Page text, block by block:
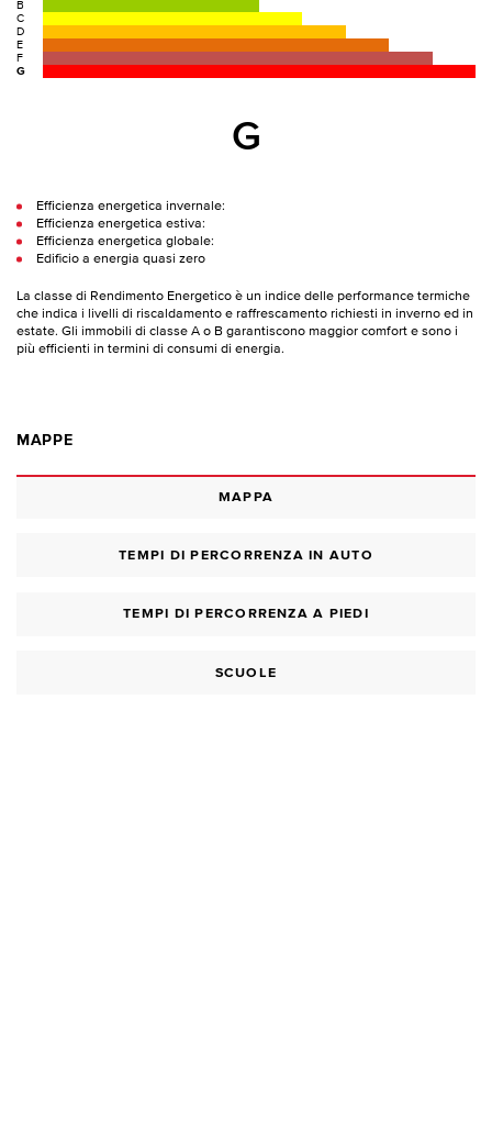
B
C
D
E
F
G
G
Efficienza energetica invernale:
Efficienza energetica estiva:
Efficienza energetica globale:
Edificio a energia quasi zero
La classe di Rendimento Energetico è un indice delle performance termiche
che indica i livelli di riscaldamento e raffrescamento richiesti in inverno ed in
estate. Gli immobili di classe A o B garantiscono maggior comfort e sono i
più efficienti in termini di consumi di energia.
MAPPE
MAPPA
TEMPI DI PERCORRENZA IN AUTO
TEMPI DI PERCORRENZA A PIEDI
SCUOLE